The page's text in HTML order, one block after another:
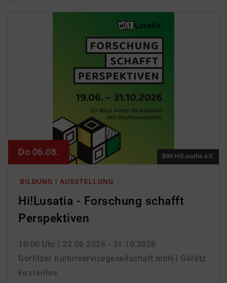
BILDUNG | AUSSTELLUNG
Hi!Lusatia - Forschung schafft
Perspektiven
10:00 Uhr | 22.06.2026 - 31.10.2026
Görlitzer Kulturservicegesellschaft mbH | Görlitz
kostenlos
Do 06.08. Bild Hi!Lusatia e.V.